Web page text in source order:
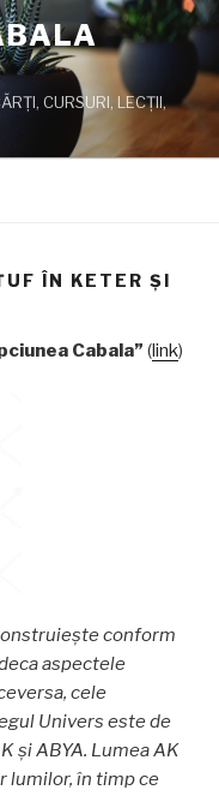
CURSURI, LECŢII,
ÎN KETER ŞI
Cabala” (link)
conform
aspectele
cele
Univers este de
și ABYA. Lumea AK
lumilor, în timp ce